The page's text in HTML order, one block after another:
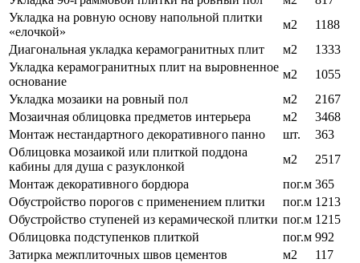
Укладка на ровную основу напольной плитки
«елочкой»
м2
1188
Диагональная укладка керамогранитных плит
м2
1333
Укладка керамогранитных плит на выровненное
основание
м2
1055
Укладка мозаики на ровный пол
м2
2167
Мозаичная облицовка предметов интерьера
м2
3468
Монтаж нестандартного декоративного панно
шт.
363
Облицовка мозаикой или плиткой поддона
кабины для душа с разуклонкой
м2
2517
Монтаж декоративного бордюра
пог.м 365
Обустройство порогов с применением плитки
пог.м 1213
Обустройство ступеней из керамической плитки пог.м 1215
Облицовка подступенков плиткой
пог.м 992
Затирка межплиточных швов цементов
м2
117